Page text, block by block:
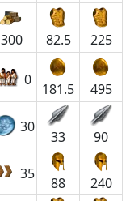
300 82.5 225
0
181.5 495
30
33 90
35
88 240